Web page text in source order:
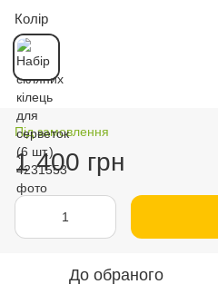
Колір
Під замовлення
1 400 грн
До обраного